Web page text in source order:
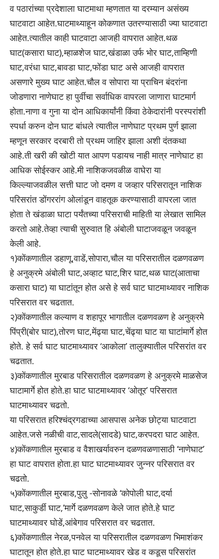
व पठारांच्या प्रदेशाला घाटमाथा म्हणतात या दरम्यान असंख्य
घाटवाटा आहेत.घाटमाथ्याहून कोकणात उतरण्यासाठी ज्या घाटवाटा
आहेत.त्यातील काही घाटवाटा आजही वापरात आहेत.थळ
घाट(कसारा घाट),म्हाळशेज घाट,खंडाळा उर्फ भोर घाट,ताम्हिणी
घाट,वरंधा घाट,बावडा घाट,फोंडा घाट असे आजही वापरात
असणारे मुख्य घाट आहेत.चौल व सोपारा या प्राचिन बंदरांना
जोडणारा नाणेघाट हा पुर्वीचा सर्वाधिक वापरला जाणारा घाटमार्ग
होता.नाणा व गुना या दोन आधिकार्यांनी किंवा ठेकेदारांनी परस्परांशी
स्पर्धा करुन दोन घाट बांधले त्यातील नाणेघाट प्रथम पुर्ण झाला
म्हणून सरकार दरबारी तो प्रथम जाहिर झाला अशी दंतकथा
आहे.ती खरी की खोटी यात आपण पडायच नाही मात्र नाणेघाट हा
आधिक सोईस्कर आहे.मी नाशिकजवळीळ वाघेरा या
किल्ल्याजवळील सत्ती घाट जो दमण व जव्हार परिसरातून नाशिक
परिसरांत डोंगररांग ओलांडून वाहतूक करण्यासाठी वापरला जात
होता ते खंडाळा घाटा पर्यंतच्या परिसराची माहिती या लेखात सामिल
करतो आहे.तेव्हा त्याची सुरुवात हि अंबोली घाटाजवळून जवळून
केली आहे.
१)कोंकणातील डहाणू,वाडें,सोपारा,चौल या परिसरातील दळणवळण
हे अनुक्रमे अंबोली घाट,अव्हाट घाट,शिर घाट,थळ घाट(आताचा
कसारा घाट) या घाटांतून होत असे हे सर्व घाट घाटमाथ्यावर नाशिक
परिसरात वर चढतात.
२)कोंकणातील कल्याण व शहापूर भागातील दळणवळण हे अनुक्रमे
पिंप्री(बोर घाट),तोरण घाट,मेंढ्या घाट,चेंढ्या घाट या घाटांमार्गे होत
होते. हे सर्व घाट घाटमाथ्यावर ‘आकोला’ तालुक्यातील परिसरांत वर
चढतात.
३)कोंकणातील मुरबाड परिसरातील दळणवळण हे अनुक्रमे माळसेज
घाटामार्गे होत होते.हा घाट घाटमाथ्यावर ‘ओतूर’ परिसरात
घाटमाथ्यावर चढतो.
या परिसरात हरिश्चंद्रगडाच्या आसपास अनेक छोट्या घाटवाटा
आहेत.जसे नळीची वाट,सादले(सादडे) घाट,करपदरा घाट आहेत.
४)कोंकणातील मुरबाड व वैशाखर्यावरुन दळणवळणासाठी ‘नाणेघाट’
हा घाट वापरात होता.हा घाट घाटमाथ्यावर जुन्नर परिसरात वर
चढतो.
५)कोंकणातील मुरबाड,पुलु -सोनावळे ‘कोपोली घाट,दर्या
घाट,साकुर्डी घाट,’मार्गे दळणवळण केले जात होते.हे घाट
घाटमाथ्यावर घोडें,आंबेगाव परिसरात वर चढतात.
६)कोंकणातील नेरळ,पनवेल या परिसरातील दळणवळण भिमाशंकर
घाटातून होत होते.हा घाट घाटमाथ्यावर खेड व कडूस परिसरांत